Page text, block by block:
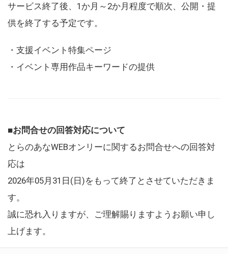
サービス終了後、1か月～2か月程度で順次、公開・提
供を終了する予定です。
・支援イベント特集ページ
・イベント専用作品キーワードの提供
■お問合せの回答対応について
とらのあなWEBオンリーに関するお問合せへの回答対
応は
2026年05月31日(日)をもって終了とさせていただきま
す。
誠に恐れ入りますが、ご理解賜りますようお願い申し
上げます。